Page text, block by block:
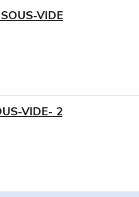
VIDE
VIDE- 2